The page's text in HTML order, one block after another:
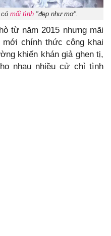
mối tình"đẹp như mơ".
từ năm 2015 nhưng mãi
mới chính thức công khai
khiến khán giả ghen tị,
nhau nhiều cử chỉ tình